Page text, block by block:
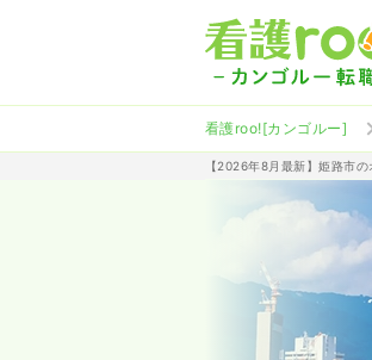
看護roo![カンゴルー]
【2026年8月最新】姫路市